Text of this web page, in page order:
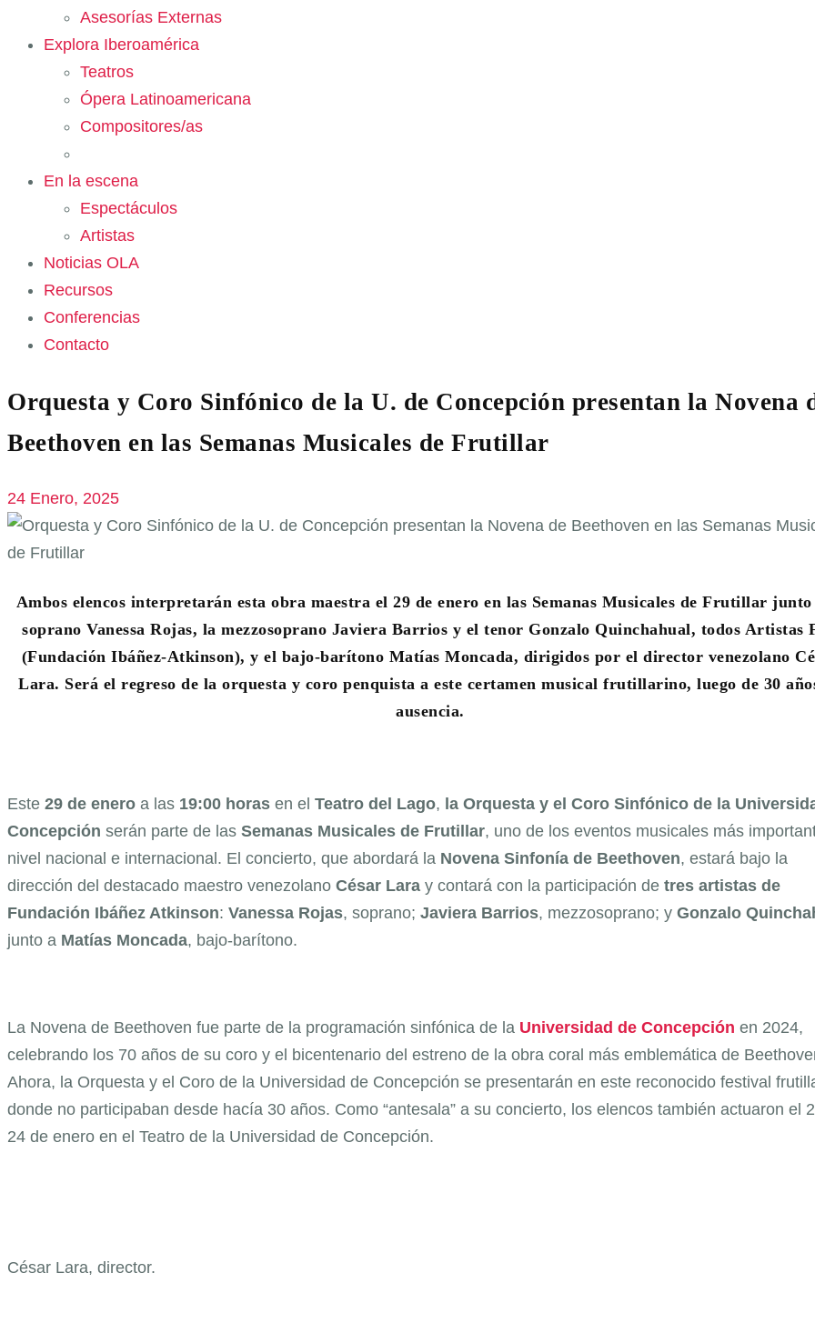
Asesorías Externas
Explora Iberoamérica
Teatros
Ópera Latinoamericana
Compositores/as
En la escena
Espectáculos
Artistas
Noticias OLA
Recursos
Conferencias
Contacto
Orquesta y Coro Sinfónico de la U. de Concepción presentan la Novena
Beethoven en las Semanas Musicales de Frutillar
24 Enero, 2025
Ambos elencos interpretarán esta obra maestra el 29 de enero en las Semanas Musicales de Frutillar
soprano Vanessa Rojas, la mezzosoprano Javiera Barrios y el tenor Gonzalo Quinchahual, todos Artistas
(Fundación Ibáñez-Atkinson), y el bajo-barítono Matías Moncada, dirigidos por el director venezolano
Lara. Será el regreso de la orquesta y coro penquista a este certamen musical frutillarino, luego de 30
ausencia.
Este 29 de enero a las 19:00 horas en el Teatro del Lago, la Orquesta y el Coro Sinfónico de la
Concepción serán parte de las Semanas Musicales de Frutillar, uno de los eventos musicales más
nivel nacional e internacional. El concierto, que abordará la Novena Sinfonía de Beethoven, estará bajo la
dirección del destacado maestro venezolano César Lara y contará con la participación de tres artistas de
Fundación Ibáñez Atkinson: Vanessa Rojas, soprano; Javiera Barrios, mezzosoprano; y Gonzalo
junto a Matías Moncada, bajo-barítono.
La Novena de Beethoven fue parte de la programación sinfónica de la Universidad de Concepción en 2024,
celebrando los 70 años de su coro y el bicentenario del estreno de la obra coral más emblemática de
Ahora, la Orquesta y el Coro de la Universidad de Concepción se presentarán en este reconocido festival
donde no participaban desde hacía 30 años. Como “antesala” a su concierto, los elencos también actuaron el
24 de enero en el Teatro de la Universidad de Concepción.
César Lara, director.